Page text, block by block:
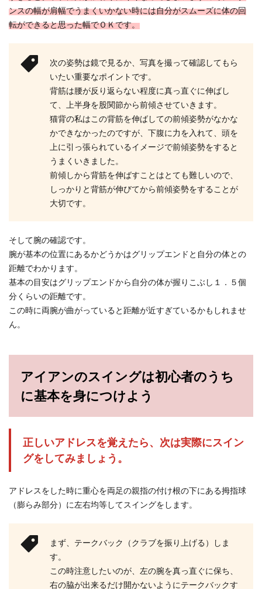
時のコツとポイント
これからゴルフを始めてみようと思っている方
ゴルフクラブのフェースを意識して狙
った所へ飛ばしてみよう
ゴルフを始めて、ようやく安定したスイングがで
きるようになったのに、なかなかボールが真っ直
ぐに飛ばない...
しくはフェアウェイウッドやロングアイアンが苦
ンスの幅が肩幅でうまくいかない時には自分がスムーズに体の回
転ができると思った幅でＯＫです。
次の姿勢は鏡で見るか、写真を撮って確認してもら
いたい重要なポイントです。
背筋は腰が反り返らない程度に真っ直ぐに伸ばし
て、上半身を股関節から前傾させていきます。
猫背の私はこの背筋を伸ばしての前傾姿勢がなかな
かできなかったのですが、下腹に力を入れて、頭を
上に引っ張られているイメージで前傾姿勢をすると
うまくいきました。
前傾しから背筋を伸ばすことはとても難しいので、
しっかりと背筋が伸びてから前傾姿勢をすることが
大切です。
そして腕の確認です。
腕が基本の位置にあるかどうかはグリップエンドと自分の体との
距離でわかります。
基本の目安はグリップエンドから自分の体が握りこぶし１．５個
分くらいの距離です。
この時に両腕が曲がっていると距離が近すぎているかもしれませ
ん。
アイアンのスイングは初心者のうち
に基本を身につけよう
正しいアドレスを覚えたら、次は実際にスイン
グをしてみましょう。
アドレスをした時に重心を両足の親指の付け根の下にある拇指球
（膨らみ部分）に左右均等してスイングをします。
まず、テークバック（クラブを振り上げる）しま
す。
この時注意したいのが、左の腕を真っ直ぐに保ち、
右の脇が出来るだけ開かないようにテークバックす